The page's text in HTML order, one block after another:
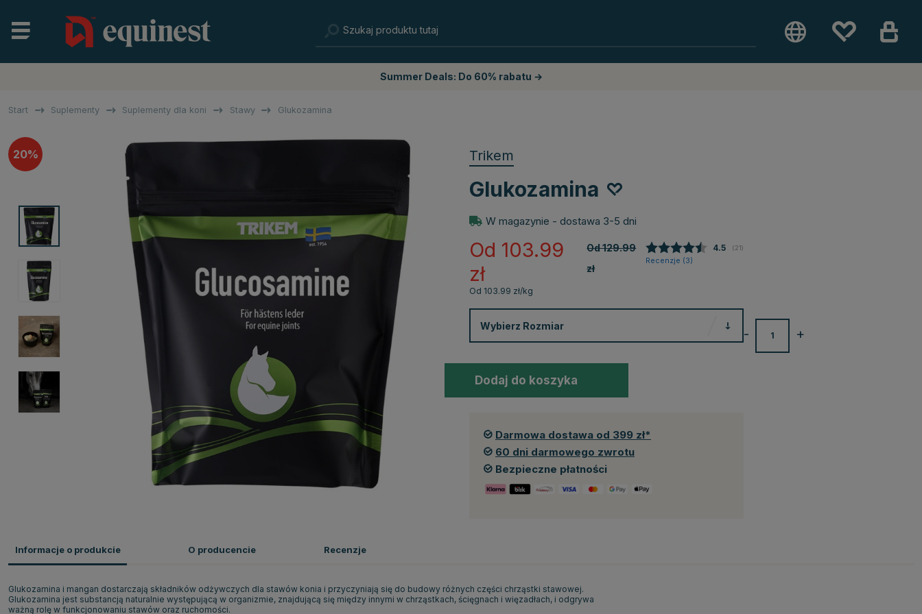
Summer Deals: Do 60% rabatu →
Start Suplementy Suplementy dla koni Stawy Glukozamina
20% Trikem
Glukozamina
W magazynie - dostawa 3-5 dni
Od 129.99
zł
Od 103.99
zł
Średnia ocena:
4.5 (głosy:
21)
Recenzje (3)
Od 103.99 zł/kg
Wybierz Rozmiar +
-
Dodaj do koszyka
Darmowa dostawa od 399 zł*
60 dni darmowego zwrotu
Bezpieczne płatności
Informacje o produkcie
Glukozamina i mangan dostarczają składników odżywczych dla stawów konia i przyczyniają się do budowy różnych części chrząstki stawowej.
Glukozamina jest substancją naturalnie występującą w organizmie, znajdującą się między innymi w chrząstkach, ścięgnach i więzadłach, i odgrywa
ważną rolę w funkcjonowaniu stawów oraz ruchomości.
O producencie Recenzje